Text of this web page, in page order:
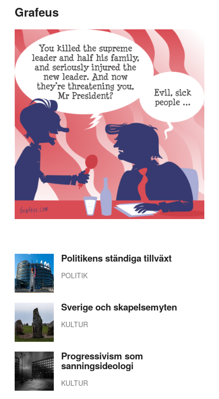
Grafeus
Politikens ständiga tillväxt
POLITIK
Sverige och skapelsemyten
KULTUR
Progressivism som
sanningsideologi
KULTUR